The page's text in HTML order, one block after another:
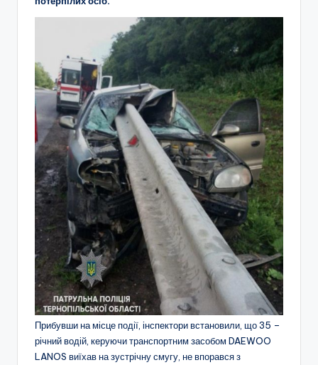
Прибувши на місце події, інспектори встановили, що 35 –
річний водій, керуючи транспортним засобом DAEWOO
LANOS виїхав на зустрічну смугу, не впорався з